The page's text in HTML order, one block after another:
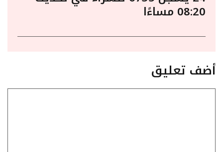
08:20 مساءًا
أضف تعليق